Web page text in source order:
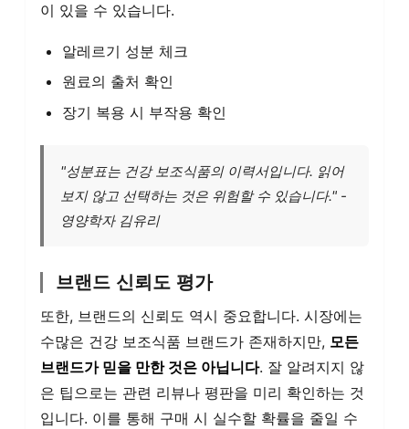
이 있을 수 있습니다.
알레르기 성분 체크
원료의 출처 확인
장기 복용 시 부작용 확인
"성분표는 건강 보조식품의 이력서입니다. 읽어
보지 않고 선택하는 것은 위험할 수 있습니다." -
영양학자 김유리
브랜드 신뢰도 평가
또한, 브랜드의 신뢰도 역시 중요합니다. 시장에는
수많은 건강 보조식품 브랜드가 존재하지만, 모든
브랜드가 믿을 만한 것은 아닙니다. 잘 알려지지 않
은 팁으로는 관련 리뷰나 평판을 미리 확인하는 것
입니다. 이를 통해 구매 시 실수할 확률을 줄일 수